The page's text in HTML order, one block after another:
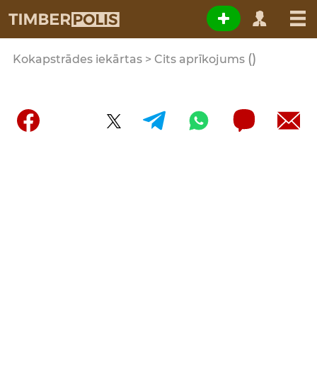
Kokapstrādes iekārtas > Cits aprīkojums ()